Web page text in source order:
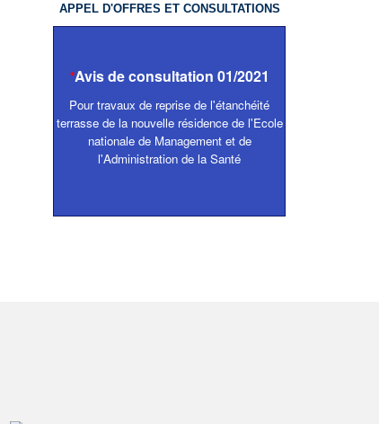
APPEL D'OFFRES ET CONSULTATIONS
*Avis de consultation 01/2021
Pour travaux de reprise de l'étanchéité
terrasse de la nouvelle résidence de l'Ecole
nationale de Management et de
l'Administration de la Santé